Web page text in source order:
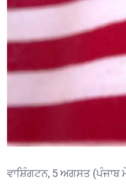
ਵਾਸ਼ਿੰਗਟਨ, 5 ਅਗਸਤ